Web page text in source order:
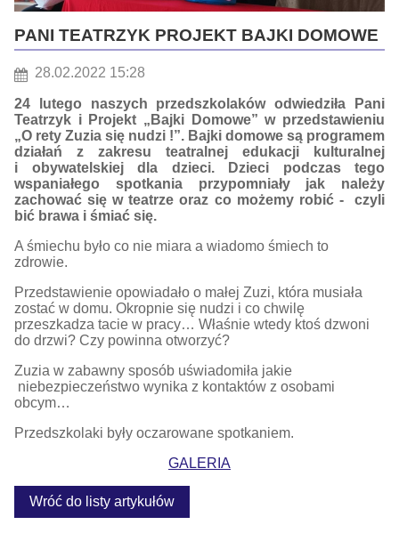
PANI TEATRZYK PROJEKT BAJKI DOMOWE
28.02.2022 15:28
24 lutego naszych przedszkolaków odwiedziła Pani
Teatrzyk i Projekt „Bajki Domowe” w przedstawieniu
„O rety Zuzia się nudzi !”. Bajki domowe są programem
działań z zakresu teatralnej edukacji kulturalnej
i obywatelskiej dla dzieci. Dzieci podczas tego
wspaniałego spotkania przypomniały jak należy
zachować się w teatrze oraz co możemy robić - czyli
bić brawa i śmiać się.
A śmiechu było co nie miara a wiadomo śmiech to
zdrowie.
Przedstawienie opowiadało o małej Zuzi, która musiała
zostać w domu. Okropnie się nudzi i co chwilę
przeszkadza tacie w pracy… Właśnie wtedy ktoś dzwoni
do drzwi? Czy powinna otworzyć?
Zuzia w zabawny sposób uświadomiła jakie
niebezpieczeństwo wynika z kontaktów z osobami
obcym…
Przedszkolaki były oczarowane spotkaniem.
GALERIA
Wróć do listy artykułów